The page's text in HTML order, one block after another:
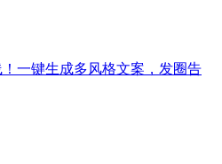
一键生成多风格文案，发圈告